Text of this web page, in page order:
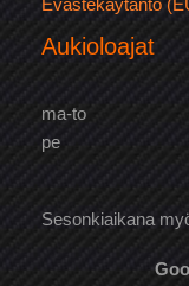
Evästekäytäntö
Aukioloajat
ma-to
pe
Sesonkiaikana